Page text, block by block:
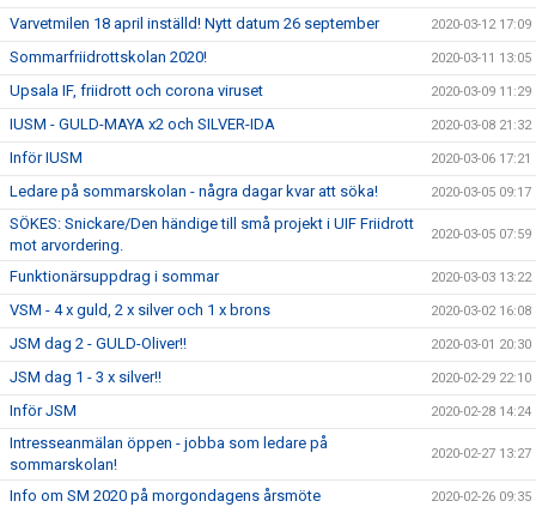
Varvetmilen 18 april inställd! Nytt datum 26 september 2020-03-12 17:09
Sommarfriidrottskolan 2020! 2020-03-11 13:05
Upsala IF, friidrott och corona viruset 2020-03-09 11:29
IUSM - GULD-MAYA x2 och SILVER-IDA 2020-03-08 21:32
Inför IUSM 2020-03-06 17:21
Ledare på sommarskolan - några dagar kvar att söka! 2020-03-05 09:17
SÖKES: Snickare/Den händige till små projekt i UIF Friidrott
mot arvordering.
2020-03-05 07:59
Funktionärsuppdrag i sommar 2020-03-03 13:22
VSM - 4 x guld, 2 x silver och 1 x brons 2020-03-02 16:08
JSM dag 2 - GULD-Oliver!! 2020-03-01 20:30
JSM dag 1 - 3 x silver!! 2020-02-29 22:10
Inför JSM 2020-02-28 14:24
Intresseanmälan öppen - jobba som ledare på
sommarskolan!
2020-02-27 13:27
Info om SM 2020 på morgondagens årsmöte 2020-02-26 09:35